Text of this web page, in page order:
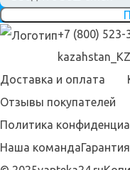
+7 (800) 523-
Доставка и оплата
Отзывы покупателей
Политика
Наша команда